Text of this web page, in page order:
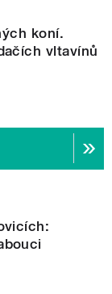
koní.
vltavínů